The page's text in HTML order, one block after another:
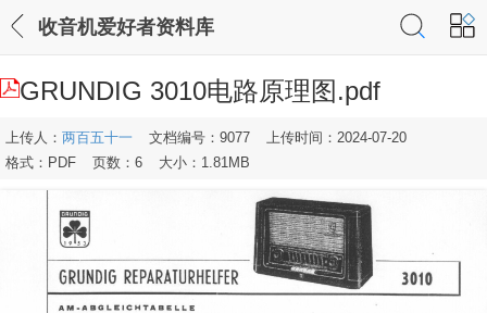
收音机爱好者资料库
GRUNDIG 3010电路原理图.pdf
上传人： 两百五十一 文档编号：9077
上传时间：2024-07-20
格式：PDF
页数：6 大小：1.81MB